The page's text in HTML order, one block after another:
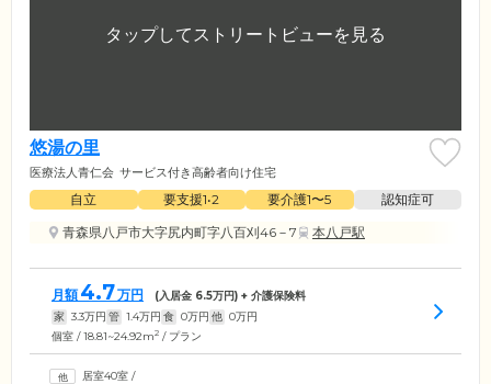
悠湯の里
医療法人青仁会 サービス付き高齢者向け住宅
自立 要支援1•2 要介護1〜5
認知症可
青森県八戸市大字尻内町字八百刈46－7
本八戸駅
月額 4.7万円 (入居金 6.5万円) + 介護保険料
家 3.3万円 管 1.4万円 食 0万円 他 0万円
個室 / 18.81~24.92m2 / プラン
居室40室 /